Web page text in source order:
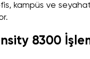
kampüs ve
8300